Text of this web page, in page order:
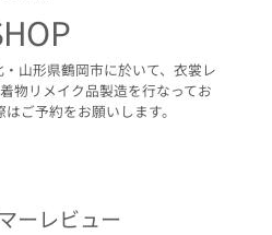
山形県鶴岡市に於いて、衣裳レ
物リメイク品製造を行なってお
ご予約をお願いします。
ーレビュー